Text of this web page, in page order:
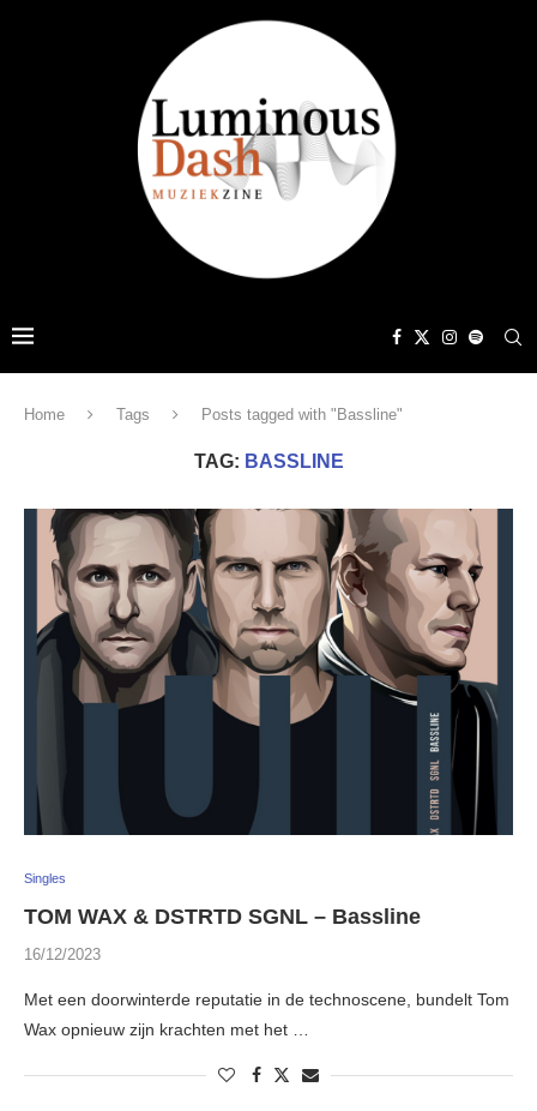
Home Tags Posts tagged with "Bassline"
TAG: BASSLINE
Singles
TOM WAX & DSTRTD SGNL – Bassline
16/12/2023
Met een doorwinterde reputatie in de technoscene, bundelt Tom
Wax opnieuw zijn krachten met het …